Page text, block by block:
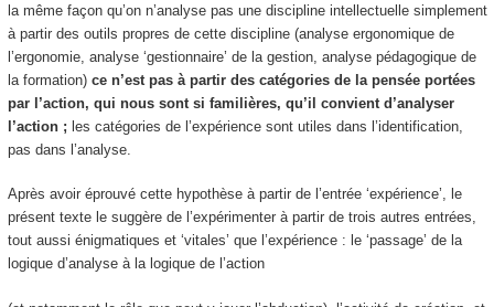
la même façon qu’on n’analyse pas une discipline intellectuelle simplement
à partir des outils propres de cette discipline (analyse ergonomique de
l’ergonomie, analyse ‘gestionnaire’ de la gestion, analyse pédagogique de
la formation) ce n’est pas à partir des catégories de la pensée portées
par l’action, qui nous sont si familières, qu’il convient d’analyser
l’action ; les catégories de l’expérience sont utiles dans l’identification,
pas dans l’analyse.
Après avoir éprouvé cette hypothèse à partir de l’entrée ‘expérience’, le
présent texte le suggère de l’expérimenter à partir de trois autres entrées,
tout aussi énigmatiques et ‘vitales’ que l’expérience : le ‘passage’ de la
logique d’analyse à la logique de l’action